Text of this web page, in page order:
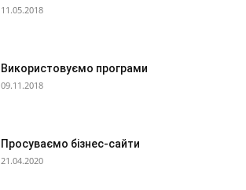
11.05.2018
Використовуємо програми
09.11.2018
Просуваємо бізнес-сайти
21.04.2020